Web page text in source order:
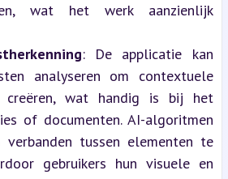
wat het werk aanzienlijk
: De applicatie kan
analyseren om contextuele
creëren, wat handig is bij het
of documenten. AI-algoritmen
tussen elementen te
gebruikers hun visuele en